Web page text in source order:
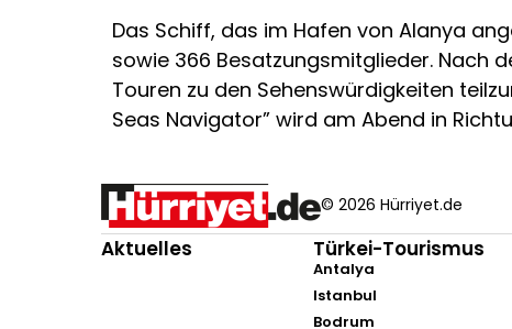
Das Schiff, das im Hafen von Alanya
sowie 366 Besatzungsmitglieder. Nach
Touren zu den Sehenswürdigkeiten
Seas Navigator” wird am Abend in
© 2026 Hürriyet.de
Aktuelles Türkei-Tourismus
Antalya
Istanbul
Bodrum